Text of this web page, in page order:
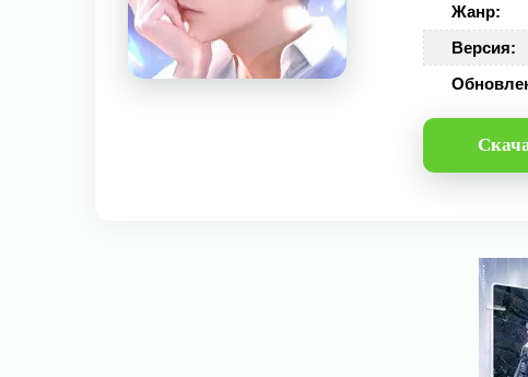
Жанр:
Версия: